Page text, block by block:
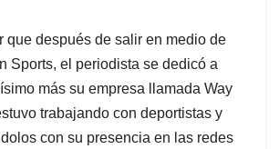
que después de salir en medio de
Sports, el periodista se dedicó a
más su empresa llamada Way
trabajando con deportistas y
con su presencia en las redes